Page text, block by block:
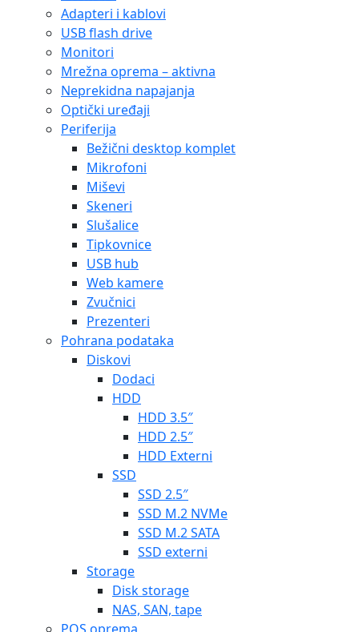
Adapteri i kablovi
USB flash drive
Monitori
Mrežna oprema – aktivna
Neprekidna napajanja
Optički uređaji
Periferija
Bežični desktop komplet
Mikrofoni
Miševi
Skeneri
Slušalice
Tipkovnice
USB hub
Web kamere
Zvučnici
Prezenteri
Pohrana podataka
Diskovi
Dodaci
HDD
HDD 3.5″
HDD 2.5″
HDD Externi
SSD
SSD 2.5″
SSD M.2 NVMe
SSD M.2 SATA
SSD externi
Storage
Disk storage
NAS, SAN, tape